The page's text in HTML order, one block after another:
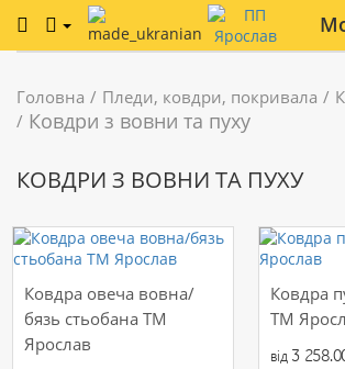
Головна Пледи, ковдри, покривала
Ковдри з вовни та пуху
КОВДРИ З ВОВНИ ТА ПУХУ
Ковдра овеча вовна/
бязь стьобана ТМ
Ярослав
Ковдра
ТМ
від3